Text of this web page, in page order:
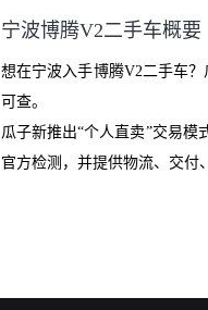
我协商，主动权在平台手里
宁波博腾V2二手车概要
想在宁波入手博腾V2二手车
可查。
瓜子新推出“个人直卖”交易
官方检测，并提供物流、交付